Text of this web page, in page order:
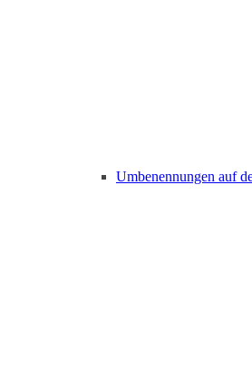
Umbenennungen auf